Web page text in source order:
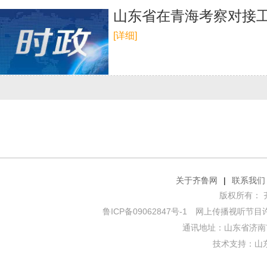
山东省在青海考察对接
[详细]
关于齐鲁网 |
联系我们
版权所有：
鲁ICP备09062847号-1 网上传播视听节目
通讯地址：山东省济
技术支持： 山